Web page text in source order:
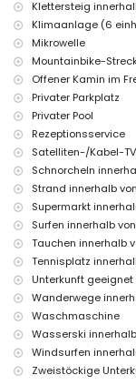
Moraira, Costa Blanca
Bar (innerhalb von
Diskothek
Promenade
Haus)
Sehenswürdigkeiten
Museum (Moraira),
Verlassenen), Burg
d'Or), Denkmal
architektonisches
Sport
Radfahren,
Surfen und
Tennis, Golf (Ifach
Wasserski
Reiten (innerhalb
Klettersteig
Klimaanlage (6
Mikrowelle
Mountainbike-
Offener Kamin im
Privater Parkplatz
Privater Pool
Rezeptionsservice
Satelliten-/Kabel-TV
Schnorcheln
Strand innerhalb
Supermarkt
Surfen innerhalb von
Tauchen innerhalb
Tennisplatz
Unterkunft
Wanderwege
Waschmaschine
Wasserski
Windsurfen
Zweistöckige